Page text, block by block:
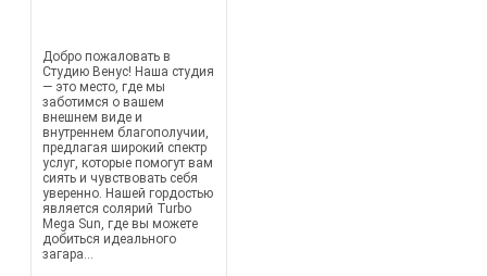
Добро пожаловать в
Студию Венус! Наша студия
— это место, где мы
заботимся о вашем
внешнем виде и
внутреннем благополучии,
предлагая широкий спектр
услуг, которые помогут вам
сиять и чувствовать себя
уверенно. Нашей гордостью
является солярий Turbo
Mega Sun, где вы можете
добиться идеального
загара...